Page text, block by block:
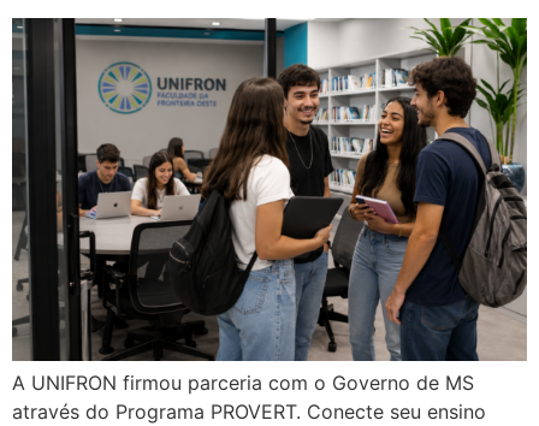
A UNIFRON firmou parceria com o Governo de MS
através do Programa PROVERT. Conecte seu ensino